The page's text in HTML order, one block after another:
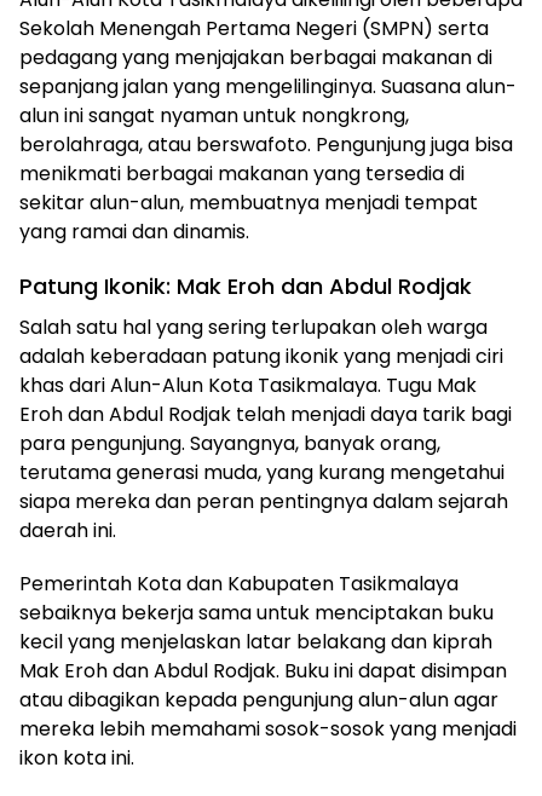
Sekolah Menengah Pertama Negeri (SMPN) serta
pedagang yang menjajakan berbagai makanan di
sepanjang jalan yang mengelilinginya. Suasana alun-
alun ini sangat nyaman untuk nongkrong,
berolahraga, atau berswafoto. Pengunjung juga bisa
menikmati berbagai makanan yang tersedia di
sekitar alun-alun, membuatnya menjadi tempat
yang ramai dan dinamis.
Patung Ikonik: Mak Eroh dan Abdul Rodjak
Salah satu hal yang sering terlupakan oleh warga
adalah keberadaan patung ikonik yang menjadi ciri
khas dari Alun-Alun Kota Tasikmalaya. Tugu Mak
Eroh dan Abdul Rodjak telah menjadi daya tarik bagi
para pengunjung. Sayangnya, banyak orang,
terutama generasi muda, yang kurang mengetahui
siapa mereka dan peran pentingnya dalam sejarah
daerah ini.
Pemerintah Kota dan Kabupaten Tasikmalaya
sebaiknya bekerja sama untuk menciptakan buku
kecil yang menjelaskan latar belakang dan kiprah
Mak Eroh dan Abdul Rodjak. Buku ini dapat disimpan
atau dibagikan kepada pengunjung alun-alun agar
mereka lebih memahami sosok-sosok yang menjadi
ikon kota ini.